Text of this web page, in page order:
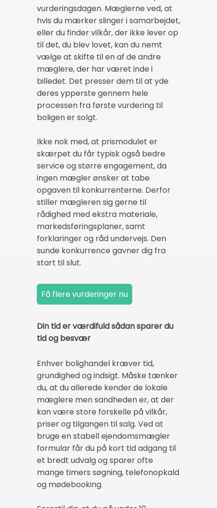
vurderingsdagen. Mæglerne ved, at
hvis du mærker slinger i samarbejdet,
eller du finder vilkår, der ikke lever op
til det, du blev lovet, kan du nemt
vælge at skifte til en af de andre
mæglere, der har været inde i
billedet. Det presser dem til at yde
deres ypperste gennem hele
processen fra første vurdering til
boligen er solgt.
Ikke nok med, at prismodulet er
skærpet du får typisk også bedre
service og større engagement, da
ingen mægler ønsker at tabe
opgaven til konkurrenterne. Derfor
stiller mægleren sig gerne til
rådighed med ekstra materiale,
markedsføringsplaner, samt
forklaringer og råd undervejs. Den
sunde konkurrence gavner dig fra
start til slut.
Din tid er værdifuld sådan sparer du
tid og besvær
Enhver bolighandel kræver tid,
grundighed og indsigt. Måske tænker
du, at du allerede kender de lokale
mæglere men sandheden er, at der
kan være store forskelle på vilkår,
priser og tilgangen til salg. Ved at
bruge en stabell ejendomsmægler
formular får du på kort tid adgang til
et bredt udvalg og sparer ofte
mange timers søgning, telefonopkald
og mødebooking.